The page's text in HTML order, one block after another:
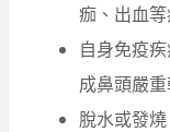
痂、出血等
自身免疫
成鼻頭嚴
脫水或發